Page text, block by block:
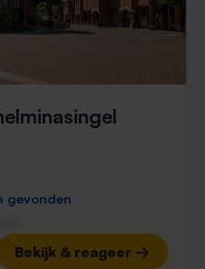
gevonden
Bekijk & reageer →